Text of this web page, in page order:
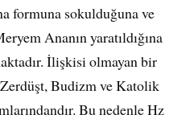
formuna sokulduğuna ve
Ananın yaratıldığına
İlişkisi olmayan bir
Zerdüşt, Budizm ve Katolik
Bu nedenle Hz